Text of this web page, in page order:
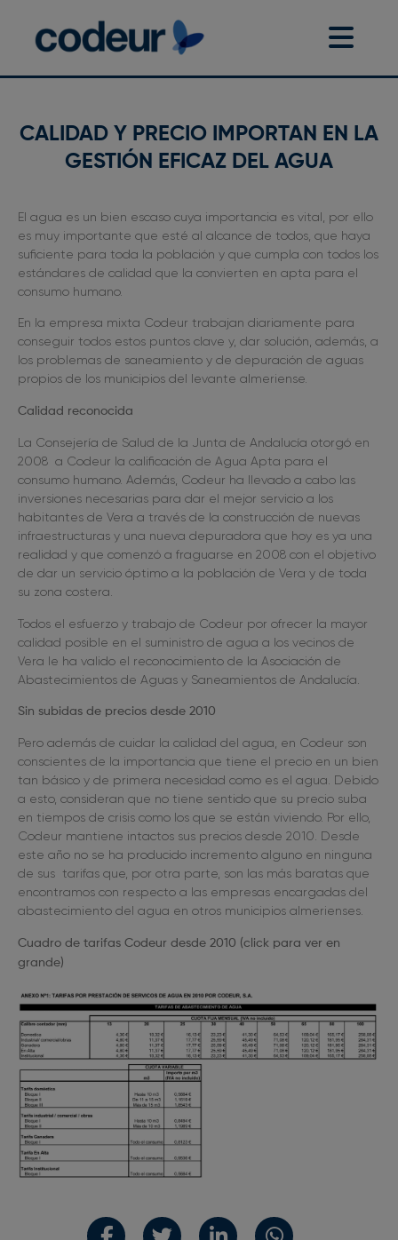
CALIDAD Y PRECIO IMPORTAN EN LA
GESTIÓN EFICAZ DEL AGUA
El agua es un bien escaso cuya importancia es vital, por ello
es muy importante que esté al alcance de todos, que haya
suficiente para toda la población y que cumpla con todos los
estándares de calidad que la convierten en apta para el
consumo humano.
En la empresa mixta Codeur trabajan diariamente para
conseguir todos estos puntos clave y, dar solución, además, a
los problemas de saneamiento y de depuración de aguas
propios de los municipios del levante almeriense.
Calidad reconocida
La Consejería de Salud de la Junta de Andalucía otorgó en
2008 a Codeur la calificación de Agua Apta para el
consumo humano. Además, Codeur ha llevado a cabo las
inversiones necesarias para dar el mejor servicio a los
habitantes de Vera a través de la construcción de nuevas
infraestructuras y una nueva depuradora que hoy es ya una
realidad y que comenzó a fraguarse en 2008 con el objetivo
de dar un servicio óptimo a la población de Vera y de toda
su zona costera.
Todos el esfuerzo y trabajo de Codeur por ofrecer la mayor
calidad posible en el suministro de agua a los vecinos de
Vera le ha valido el reconocimiento de la Asociación de
Abastecimientos de Aguas y Saneamientos de Andalucía.
Sin subidas de precios desde 2010
Pero además de cuidar la calidad del agua, en Codeur son
conscientes de la importancia que tiene el precio en un bien
tan básico y de primera necesidad como es el agua. Debido
a esto, consideran que no tiene sentido que su precio suba
en tiempos de crisis como los que se están viviendo. Por ello,
Codeur mantiene intactos sus precios desde 2010. Desde
este año no se ha producido incremento alguno en ninguna
de sus tarifas que, por otra parte, son las más baratas que
encontramos con respecto a las empresas encargadas del
abastecimiento del agua en otros municipios almerienses.
Cuadro de tarifas Codeur desde 2010 (click para ver en
grande)